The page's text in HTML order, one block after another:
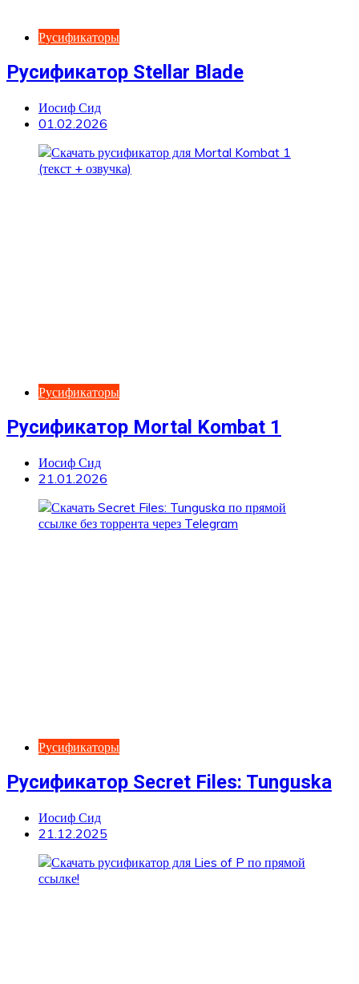
Русификаторы
Русификатор Stellar Blade
Иосиф Сид
01.02.2026
Русификаторы
Русификатор Mortal Kombat 1
Иосиф Сид
21.01.2026
Русификаторы
Русификатор Secret Files: Tunguska
Иосиф Сид
21.12.2025